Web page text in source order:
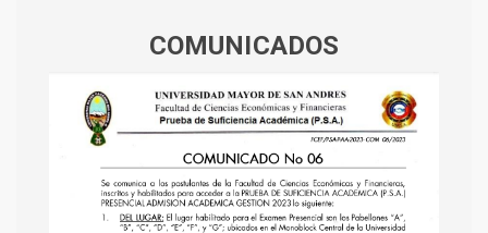
COMUNICADOS